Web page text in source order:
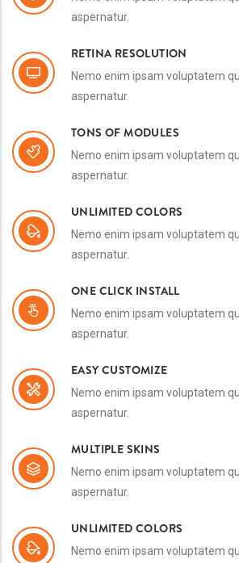
aspernatur.
RETINA RESOLUTION
Nemo enim ipsam voluptatem
aspernatur.
TONS OF MODULES
Nemo enim ipsam voluptatem
aspernatur.
UNLIMITED COLORS
Nemo enim ipsam voluptatem
aspernatur.
ONE CLICK INSTALL
Nemo enim ipsam voluptatem
aspernatur.
EASY CUSTOMIZE
Nemo enim ipsam voluptatem
aspernatur.
MULTIPLE SKINS
Nemo enim ipsam voluptatem
aspernatur.
UNLIMITED COLORS
Nemo enim ipsam voluptatem